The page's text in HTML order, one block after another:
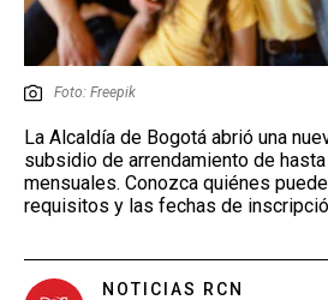
Foto: Freepik
La Alcaldía de Bogotá abrió una
subsidio de arrendamiento de
mensuales. Conozca quiénes
requisitos y las fechas de
NOTICIAS RCN